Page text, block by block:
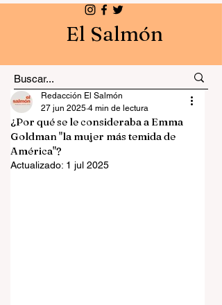
El Salmón
¿Por qué se le consideraba a Emma
Goldman "la mujer más temida de
América"?
Redacción El Salmón
27 jun 2025 4 min de lectura
Actualizado: 1 jul 2025